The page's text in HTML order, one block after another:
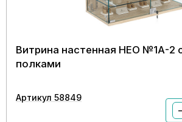
Витрина настенная НЕО №1А-2
полками
Артикул 58849